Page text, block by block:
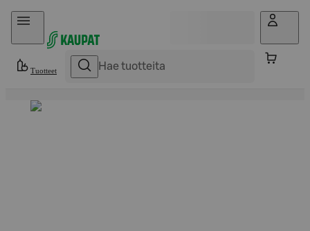
Hyppää sisältöön
Tuotteet